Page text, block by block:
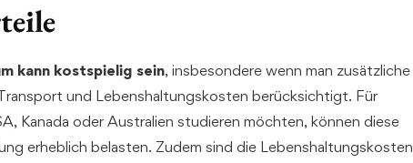
kann kostspielig sein, insbesondere wenn man zusätzliche
und Lebenshaltungskosten berücksichtigt. Für
Kanada oder Australien studieren möchten, können diese
erheblich belasten. Zudem sind die Lebenshaltungskosten